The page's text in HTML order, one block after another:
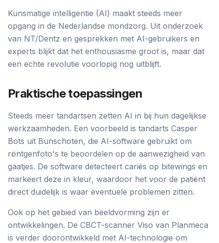
Kunsmatige intelligentie (AI) maakt steeds meer
opgang in de Nederlandse mondzorg. Uit onderzoek
van NT/Dentz en gesprekken met AI-gebruikers en
experts blijkt dat het enthousiasme groot is, maar dat
een echte revolutie voorlopig nog uitblijft.
Praktische toepassingen
Steeds meer tandartsen zetten AI in bij hun dagelijkse
werkzaamheden. Een voorbeeld is tandarts Casper
Bots uit Bunschoten, die AI-software gebruikt om
röntgenfoto's te beoordelen op de aanwezigheid van
gaatjes. De software detecteert cariës op bitewings en
markeert deze in kleur, waardoor het voor de patiënt
direct duidelijk is waar eventuele problemen zitten.
Ook op het gebied van beeldvorming zijn er
ontwikkelingen. De CBCT-scanner Viso van Planmeca
is verder doorontwikkeld met AI-technologie om